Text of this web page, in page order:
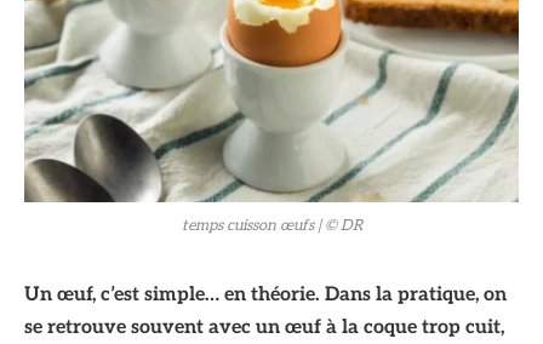
temps cuisson œufs | © DR
Un œuf, c’est simple… en théorie. Dans la pratique, on
se retrouve souvent avec un œuf à la coque trop cuit,